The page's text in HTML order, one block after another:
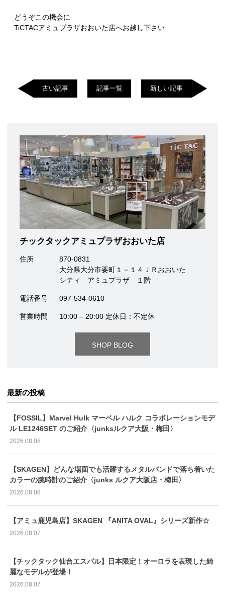
どうぞこの機会に
TiCTACアミュプラザおおいた店へお越し下さい
古い記事 記事一覧 新しい記事
チックタックアミュプラザおおいた店
住所
870-0831
大分県大分市要町１－１４ＪＲおおいた
シティ アミュプラザ １階
電話番号 097-534-0610
営業時間 10:00 – 20:00 定休日：不定休
SHOP BLOG
最新の投稿
【FOSSIL】Marvel Hulk マーベル ハルク コラボレーションモデ
ル LE1246SET のご紹介〈junksルクア大阪・梅田〉
2026.08.08
【SKAGEN】どんな場面でも活躍するメタルバンドで落ち着いた
カラーの腕時計のご紹介〈junks ルクア大阪店・梅田〉
2026.08.08
【アミュ鹿児島店】SKAGEN 『ANITA OVAL』シリーズ新作☆
2026.08.07
【チックタック仙台エスパル】日本限定！オーロラを表現した綺
麗なモデルが登場！
2026.08.07